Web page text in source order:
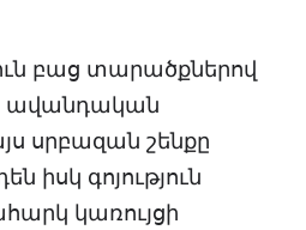
բաց տարածքներով
սրբազան շենքը
իսկ գոյություն
կառույցի